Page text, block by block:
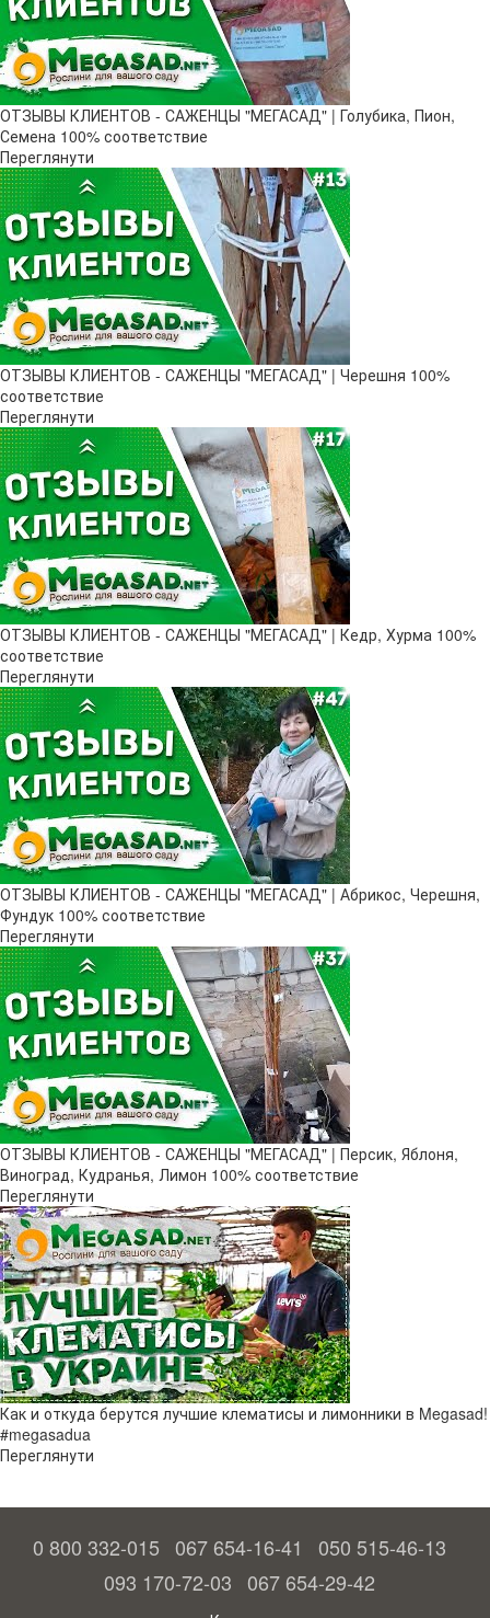
ОТЗЫВЫ КЛИЕНТОВ - САЖЕНЦЫ "МЕГАСАД" | Голубика, Пион,
Семена 100% соответствие
Переглянути
ОТЗЫВЫ КЛИЕНТОВ - САЖЕНЦЫ "МЕГАСАД" | Черешня 100%
соответствие
Переглянути
ОТЗЫВЫ КЛИЕНТОВ - САЖЕНЦЫ "МЕГАСАД" | Кедр, Хурма 100%
соответствие
Переглянути
ОТЗЫВЫ КЛИЕНТОВ - САЖЕНЦЫ "МЕГАСАД" | Абрикос, Черешня,
Фундук 100% соответствие
Переглянути
ОТЗЫВЫ КЛИЕНТОВ - САЖЕНЦЫ "МЕГАСАД" | Персик, Яблоня,
Виноград, Кудранья, Лимон 100% соответствие
Переглянути
Как и откуда берутся лучшие клематисы и лимонники в Megasad!
#megasadua
Переглянути
0 800 332-015 067 654-16-41
050 515-46-13
093 170-72-03 067 654-29-42